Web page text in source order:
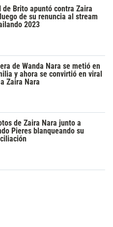
de Brito apuntó contra Zaira
de su renuncia al stream
2023
de Wanda Nara se metió en
y ahora se convirtió en viral
Zaira Nara
de Zaira Nara junto a
Pieres blanqueando su